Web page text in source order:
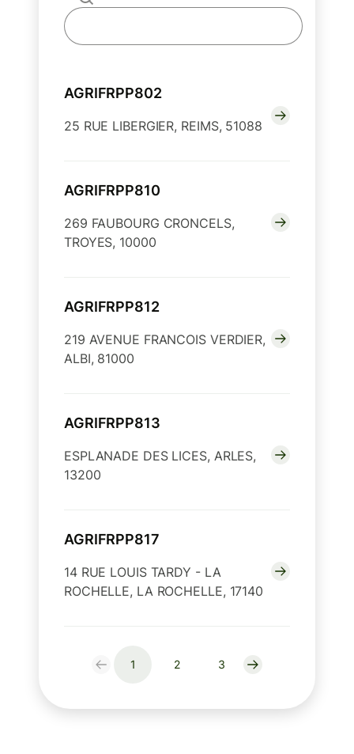
AGRIFRPP802
25 RUE LIBERGIER, REIMS, 51088
AGRIFRPP810
269 FAUBOURG CRONCELS,
TROYES, 10000
AGRIFRPP812
219 AVENUE FRANCOIS VERDIER,
ALBI, 81000
AGRIFRPP813
ESPLANADE DES LICES, ARLES,
13200
AGRIFRPP817
14 RUE LOUIS TARDY - LA
ROCHELLE, LA ROCHELLE, 17140
1 2 3